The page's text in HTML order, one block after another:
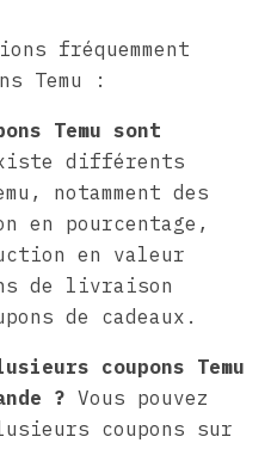
fréquemment
Temu :
Temu sont
différents
notamment des
en pourcentage,
en valeur
de livraison
de cadeaux.
coupons Temu
? Vous pouvez
coupons sur